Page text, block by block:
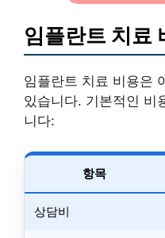
임플란트 치료
임플란트 치료 비용은
있습니다. 기본적인 비
니다:
항목
상담비